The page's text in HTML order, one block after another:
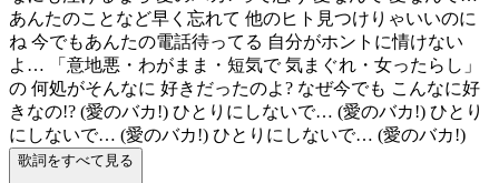
あんたのことなど早く忘れて 他のヒト見つけりゃいいのに
ね 今でもあんたの電話待ってる 自分がホントに情けない
よ… 「意地悪・わがまま・短気で 気まぐれ・女ったらし」
の 何処がそんなに 好きだったのよ? なぜ今でも こんなに好
きなの!? (愛のバカ!) ひとりにしないで… (愛のバカ!) ひとり
にしないで… (愛のバカ!) ひとりにしないで… (愛のバカ!)
歌詞をすべて見る